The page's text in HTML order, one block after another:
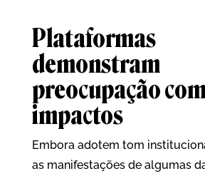
Plataformas
demonstram
preocupação
impactos
Embora adotem tom
as manifestações de algumas